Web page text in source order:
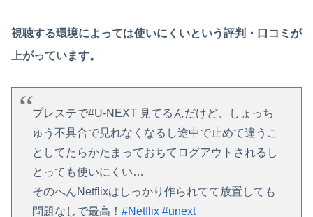
視聴する環境によっては使いにくいという評判・口コミが
上がっています。
プレステで#U-NEXT 見てるんだけど、しょっち
ゅう不具合で見れなくなるし途中で止めて違うこ
としてたらかたまっておちてログアウトされるし
とっても使いにくい…
そのへんNetflixはしっかり作られてて放置しても
問題なしで最高！ #Netflix #unext